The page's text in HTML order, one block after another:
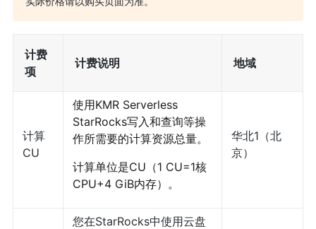
计费
项
计费说明 地域
计算
CU
使用KMR Serverless
StarRocks写入和查询等操
作所需要的计算资源总量。
计算单位是CU（1 CU=1核
CPU+4 GiB内存）。
华北1（北
京）
您在StarRocks中使用云盘